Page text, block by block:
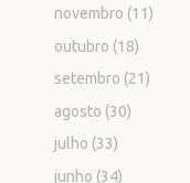
novembro (11)
outubro (18)
setembro (21)
agosto (30)
julho (33)
junho (34)